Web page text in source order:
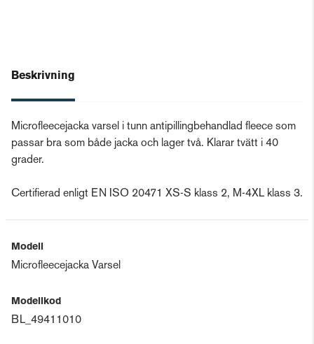
Beskrivning
Microfleecejacka varsel i tunn antipillingbehandlad fleece som
passar bra som både jacka och lager två. Klarar tvätt i 40
grader.
Certifierad enligt EN ISO 20471 XS-S klass 2, M-4XL klass 3.
Modell
Microfleecejacka Varsel
Modellkod
BL_49411010